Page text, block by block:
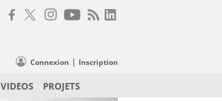
Connexion | Inscription
VIDEOS PROJETS